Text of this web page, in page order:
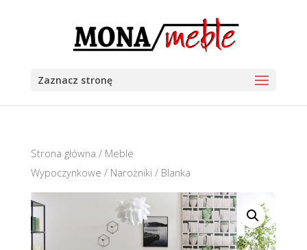
Zaznacz stronę
Strona główna / Meble
Wypoczynkowe / Narożniki / Blanka